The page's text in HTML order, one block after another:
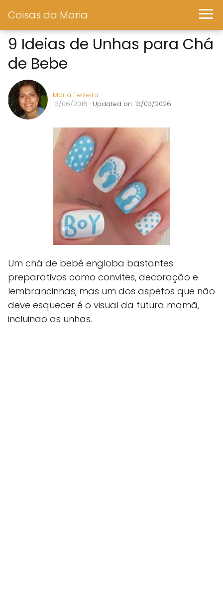
Coisas da Maria
9 Ideias de Unhas para Chá
de Bebe
Maria Teixeira
13/06/2016 · Updated on: 13/03/2026
Um chá de bebé engloba bastantes
preparativos como convites, decoração e
lembrancinhas, mas um dos aspetos que não
deve esquecer é o visual da futura mamã,
incluindo as unhas.